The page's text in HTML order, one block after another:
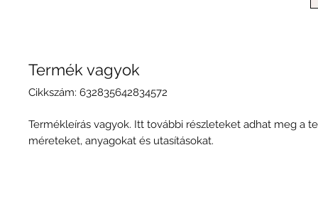
Termék vagyok
Cikkszám: 632835642834572
Termékleírás vagyok. Itt további részleteket adhat meg a
méreteket, anyagokat és utasításokat.